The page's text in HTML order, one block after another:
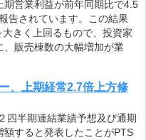
営業利益が前年同期比で4.5
告されています。この結果
きく上回るもので、投資家
、販売棟数の大幅増加が業
、上期経常2.7倍上方修
四半期連結業績予想及び通期
すると発表したことがPTS